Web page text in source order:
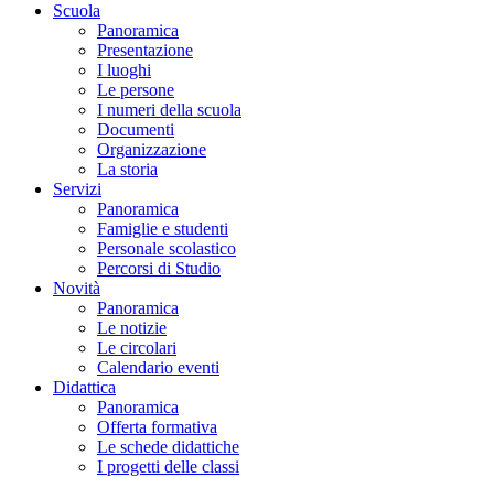
Scuola
Panoramica
Presentazione
I luoghi
Le persone
I numeri della scuola
Documenti
Organizzazione
La storia
Servizi
Panoramica
Famiglie e studenti
Personale scolastico
Percorsi di Studio
Novità
Panoramica
Le notizie
Le circolari
Calendario eventi
Didattica
Panoramica
Offerta formativa
Le schede didattiche
I progetti delle classi